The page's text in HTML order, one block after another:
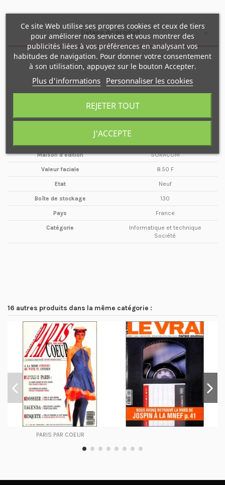
Détails du produit
Nombre de pages 48 pages
Type de média Magazine
Maison d'édition SORACOM
Valeur faciale 8.50 F
Etat Neuf
Boîte de stockage 130
Pays France
Catégorie
Informatique et technique
Société
16 autres produits dans la même catégorie :
PARIS PAR COEUR
Ce site Web utilise ses propres cookies et ceux de tiers
pour améliorer nos services et vous montrer des
publicités liées à vos préférences en analysant vos
habitudes de navigation. Pour donner votre consentement
à son utilisation, appuyez sur le bouton Accepter.
Plus d'informations Personnaliser les cookies
REJETER TOUT
J'ACCEPTE